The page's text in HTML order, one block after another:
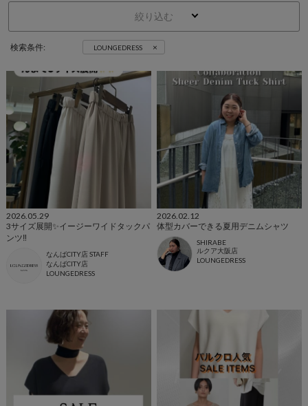
絞り込む
検索条件: LOUNGEDRESS ×
2026.05.29
3サイズ展開✨イージーワイドタックパ
ンツ‼︎
なんばCITY店 STAFF
なんばCITY店
LOUNGEDRESS
2026.02.12
体型カバーできる夏用デニムシャツ
SHIRABE
ルクア大阪店
LOUNGEDRESS